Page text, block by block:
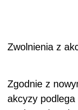
Zwolnienia z
Zgodnie z
akcyzy